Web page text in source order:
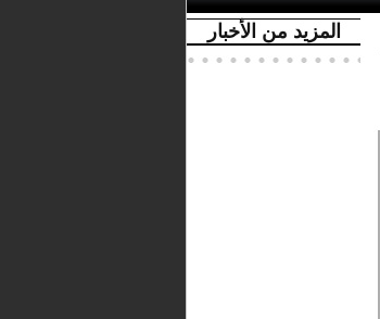
المزيد من الأخبار